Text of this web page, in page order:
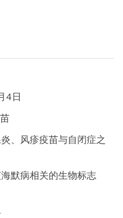
4日
、风疹疫苗与自闭症之
默病相关的生物标志